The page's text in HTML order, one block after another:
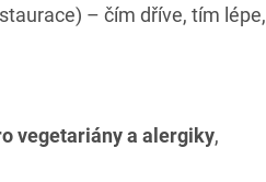
– čím dříve, tím lépe,
vegetariány a alergiky,